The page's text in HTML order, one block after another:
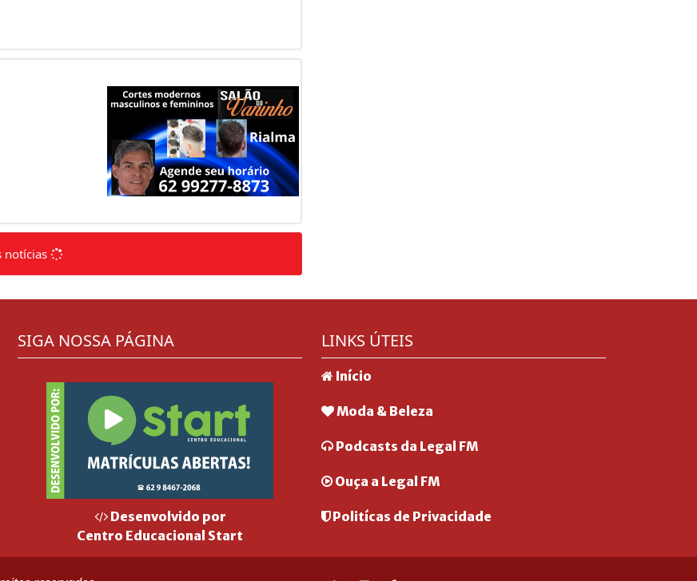
notícias
SIGA NOSSA PÁGINA
Desenvolvido por
Centro Educacional Start
LINKS ÚTEIS
Início
Moda & Beleza
Podcasts da Legal FM
Ouça a Legal FM
Politícas de Privacidade